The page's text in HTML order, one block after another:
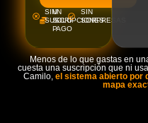
UN
SOLO
PAGO
SIN
SUSCRIPCIONES
SIN
SORPRESAS
Menos de lo que gastas en
cuesta una suscripción que ni
Camilo, el sistema abierto por
mapa